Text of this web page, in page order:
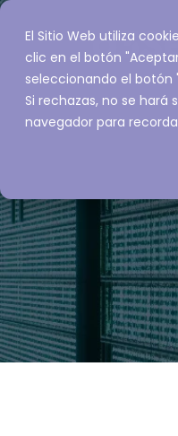
El Sitio Web utiliza
clic en el botón
seleccionando el botón
Si rechazas, no se
navegador para